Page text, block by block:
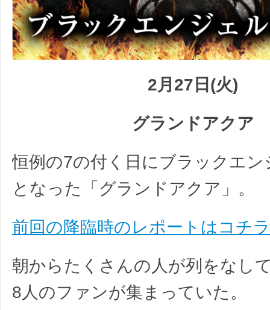
2月27日(火)
グランドアクア
恒例の7の付く日にブラックエン
となった「グランドアクア」。
前回の降臨時のレポートはコチラ
朝からたくさんの人が列をなし
8人のファンが集まっていた。